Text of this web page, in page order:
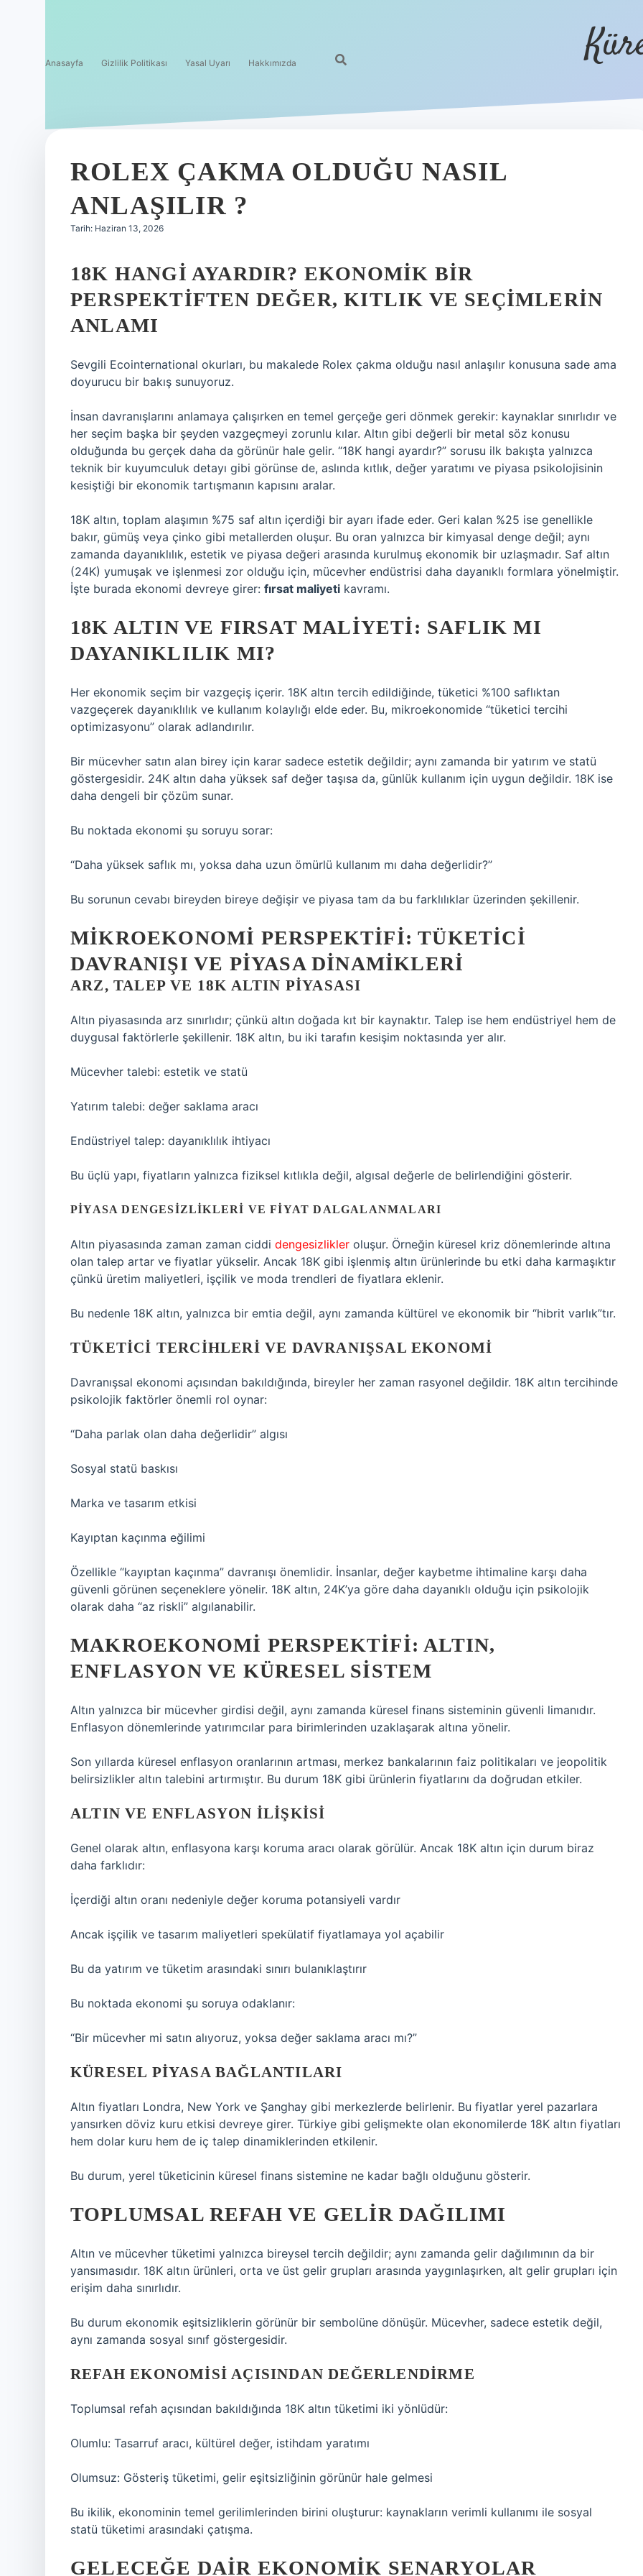
Anasayfa Gizlilik Politikası Yasal Uyarı Hakkımızda
ROLEX ÇAKMA OLDUĞU NASIL
ANLAŞILIR ?
Tarih: Haziran 13, 2026
18K HANGI AYARDIR? EKONOMIK BIR
PERSPEKTIFTEN DEĞER, KITLIK VE SEÇIMLERIN
ANLAMI
Sevgili Ecointernational okurları, bu makalede Rolex çakma olduğu nasıl anlaşılır konusuna sade ama
doyurucu bir bakış sunuyoruz.
İnsan davranışlarını anlamaya çalışırken en temel gerçeğe geri dönmek gerekir: kaynaklar sınırlıdır ve
her seçim başka bir şeyden vazgeçmeyi zorunlu kılar. Altın gibi değerli bir metal söz konusu
olduğunda bu gerçek daha da görünür hale gelir. “18K hangi ayardır?” sorusu ilk bakışta yalnızca
teknik bir kuyumculuk detayı gibi görünse de, aslında kıtlık, değer yaratımı ve piyasa psikolojisinin
kesiştiği bir ekonomik tartışmanın kapısını aralar.
18K altın, toplam alaşımın %75 saf altın içerdiği bir ayarı ifade eder. Geri kalan %25 ise genellikle
bakır, gümüş veya çinko gibi metallerden oluşur. Bu oran yalnızca bir kimyasal denge değil; aynı
zamanda dayanıklılık, estetik ve piyasa değeri arasında kurulmuş ekonomik bir uzlaşmadır. Saf altın
(24K) yumuşak ve işlenmesi zor olduğu için, mücevher endüstrisi daha dayanıklı formlara yönelmiştir.
İşte burada ekonomi devreye girer: fırsat maliyeti kavramı.
18K ALTIN VE FIRSAT MALIYETI: SAFLIK MI
DAYANIKLILIK MI?
Her ekonomik seçim bir vazgeçiş içerir. 18K altın tercih edildiğinde, tüketici %100 saflıktan
vazgeçerek dayanıklılık ve kullanım kolaylığı elde eder. Bu, mikroekonomide “tüketici tercihi
optimizasyonu” olarak adlandırılır.
Bir mücevher satın alan birey için karar sadece estetik değildir; aynı zamanda bir yatırım ve statü
göstergesidir. 24K altın daha yüksek saf değer taşısa da, günlük kullanım için uygun değildir. 18K ise
daha dengeli bir çözüm sunar.
Bu noktada ekonomi şu soruyu sorar:
“Daha yüksek saflık mı, yoksa daha uzun ömürlü kullanım mı daha değerlidir?”
Bu sorunun cevabı bireyden bireye değişir ve piyasa tam da bu farklılıklar üzerinden şekillenir.
MIKROEKONOMI PERSPEKTIFI: TÜKETICI
DAVRANIŞI VE PIYASA DINAMIKLERI
ARZ, TALEP VE 18K ALTIN PIYASASI
Altın piyasasında arz sınırlıdır; çünkü altın doğada kıt bir kaynaktır. Talep ise hem endüstriyel hem de
duygusal faktörlerle şekillenir. 18K altın, bu iki tarafın kesişim noktasında yer alır.
Mücevher talebi: estetik ve statü
Yatırım talebi: değer saklama aracı
Endüstriyel talep: dayanıklılık ihtiyacı
Bu üçlü yapı, fiyatların yalnızca fiziksel kıtlıkla değil, algısal değerle de belirlendiğini gösterir.
PIYASA DENGESIZLIKLERI VE FIYAT DALGALANMALARI
Altın piyasasında zaman zaman ciddi dengesizlikler oluşur. Örneğin küresel kriz dönemlerinde altına
olan talep artar ve fiyatlar yükselir. Ancak 18K gibi işlenmiş altın ürünlerinde bu etki daha karmaşıktır
çünkü üretim maliyetleri, işçilik ve moda trendleri de fiyatlara eklenir.
Bu nedenle 18K altın, yalnızca bir emtia değil, aynı zamanda kültürel ve ekonomik bir “hibrit varlık”tır.
TÜKETICI TERCIHLERI VE DAVRANIŞSAL EKONOMI
Davranışsal ekonomi açısından bakıldığında, bireyler her zaman rasyonel değildir. 18K altın tercihinde
psikolojik faktörler önemli rol oynar:
“Daha parlak olan daha değerlidir” algısı
Sosyal statü baskısı
Marka ve tasarım etkisi
Kayıptan kaçınma eğilimi
Özellikle “kayıptan kaçınma” davranışı önemlidir. İnsanlar, değer kaybetme ihtimaline karşı daha
güvenli görünen seçeneklere yönelir. 18K altın, 24K’ya göre daha dayanıklı olduğu için psikolojik
olarak daha “az riskli” algılanabilir.
MAKROEKONOMI PERSPEKTIFI: ALTIN,
ENFLASYON VE KÜRESEL SISTEM
Altın yalnızca bir mücevher girdisi değil, aynı zamanda küresel finans sisteminin güvenli limanıdır.
Enflasyon dönemlerinde yatırımcılar para birimlerinden uzaklaşarak altına yönelir.
Son yıllarda küresel enflasyon oranlarının artması, merkez bankalarının faiz politikaları ve jeopolitik
belirsizlikler altın talebini artırmıştır. Bu durum 18K gibi ürünlerin fiyatlarını da doğrudan etkiler.
ALTIN VE ENFLASYON İLIŞKISI
Genel olarak altın, enflasyona karşı koruma aracı olarak görülür. Ancak 18K altın için durum biraz
daha farklıdır:
İçerdiği altın oranı nedeniyle değer koruma potansiyeli vardır
Ancak işçilik ve tasarım maliyetleri spekülatif fiyatlamaya yol açabilir
Bu da yatırım ve tüketim arasındaki sınırı bulanıklaştırır
Bu noktada ekonomi şu soruya odaklanır:
“Bir mücevher mi satın alıyoruz, yoksa değer saklama aracı mı?”
KÜRESEL PIYASA BAĞLANTILARI
Altın fiyatları Londra, New York ve Şanghay gibi merkezlerde belirlenir. Bu fiyatlar yerel pazarlara
yansırken döviz kuru etkisi devreye girer. Türkiye gibi gelişmekte olan ekonomilerde 18K altın fiyatları
hem dolar kuru hem de iç talep dinamiklerinden etkilenir.
Bu durum, yerel tüketicinin küresel finans sistemine ne kadar bağlı olduğunu gösterir.
TOPLUMSAL REFAH VE GELIR DAĞILIMI
Altın ve mücevher tüketimi yalnızca bireysel tercih değildir; aynı zamanda gelir dağılımının da bir
yansımasıdır. 18K altın ürünleri, orta ve üst gelir grupları arasında yaygınlaşırken, alt gelir grupları için
erişim daha sınırlıdır.
Bu durum ekonomik eşitsizliklerin görünür bir sembolüne dönüşür. Mücevher, sadece estetik değil,
aynı zamanda sosyal sınıf göstergesidir.
REFAH EKONOMISI AÇISINDAN DEĞERLENDIRME
Toplumsal refah açısından bakıldığında 18K altın tüketimi iki yönlüdür:
Olumlu: Tasarruf aracı, kültürel değer, istihdam yaratımı
Olumsuz: Gösteriş tüketimi, gelir eşitsizliğinin görünür hale gelmesi
Bu ikilik, ekonominin temel gerilimlerinden birini oluşturur: kaynakların verimli kullanımı ile sosyal
statü tüketimi arasındaki çatışma.
GELECEĞE DAIR EKONOMIK SENARYOLAR